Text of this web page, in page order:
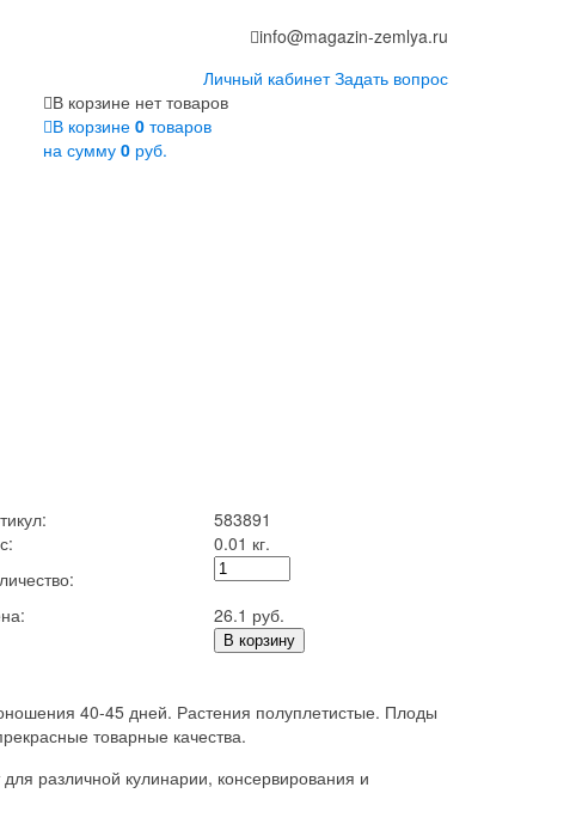
info@magazin-zemlya.ru
Личный кабинет Задать вопрос
В корзине нет товаров
В корзине 0 товаров
на сумму 0 руб.
583891
0.01 кг.
26.1 руб.
В корзину
40-45 дней. Растения полуплетистые. Плоды
товарные качества.
различной кулинарии, консервирования и